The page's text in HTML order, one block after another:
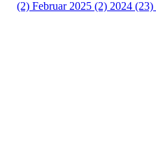
(2) Februar 2025 (2) 2024 (23)